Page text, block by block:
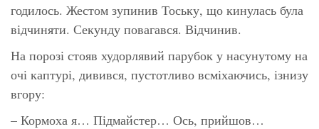
годилось. Жестом зупинив Тоську, що кинулась була
відчиняти. Секунду повагався. Відчинив.
На порозі стояв худорлявий парубок у насунутому на
очі каптурі, дивився, пустотливо всміхаючись, ізнизу
вгору:
– Кормоха я… Підмайстер… Ось, прийшов…